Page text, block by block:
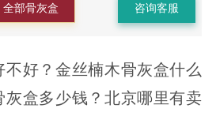
全部骨灰盒 咨询客服
好？金丝楠木骨灰盒什么
灰盒多少钱？北京哪里有卖